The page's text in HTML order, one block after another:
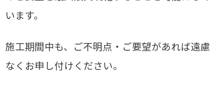
います。
施工期間中も、ご不明点・ご要望があれば遠慮
なくお申し付けください。